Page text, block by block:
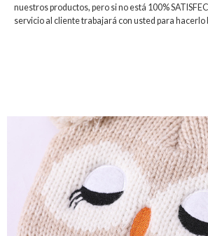
nuestros productos, pero si no está 100%
servicio al cliente trabajará con usted para hacerlo